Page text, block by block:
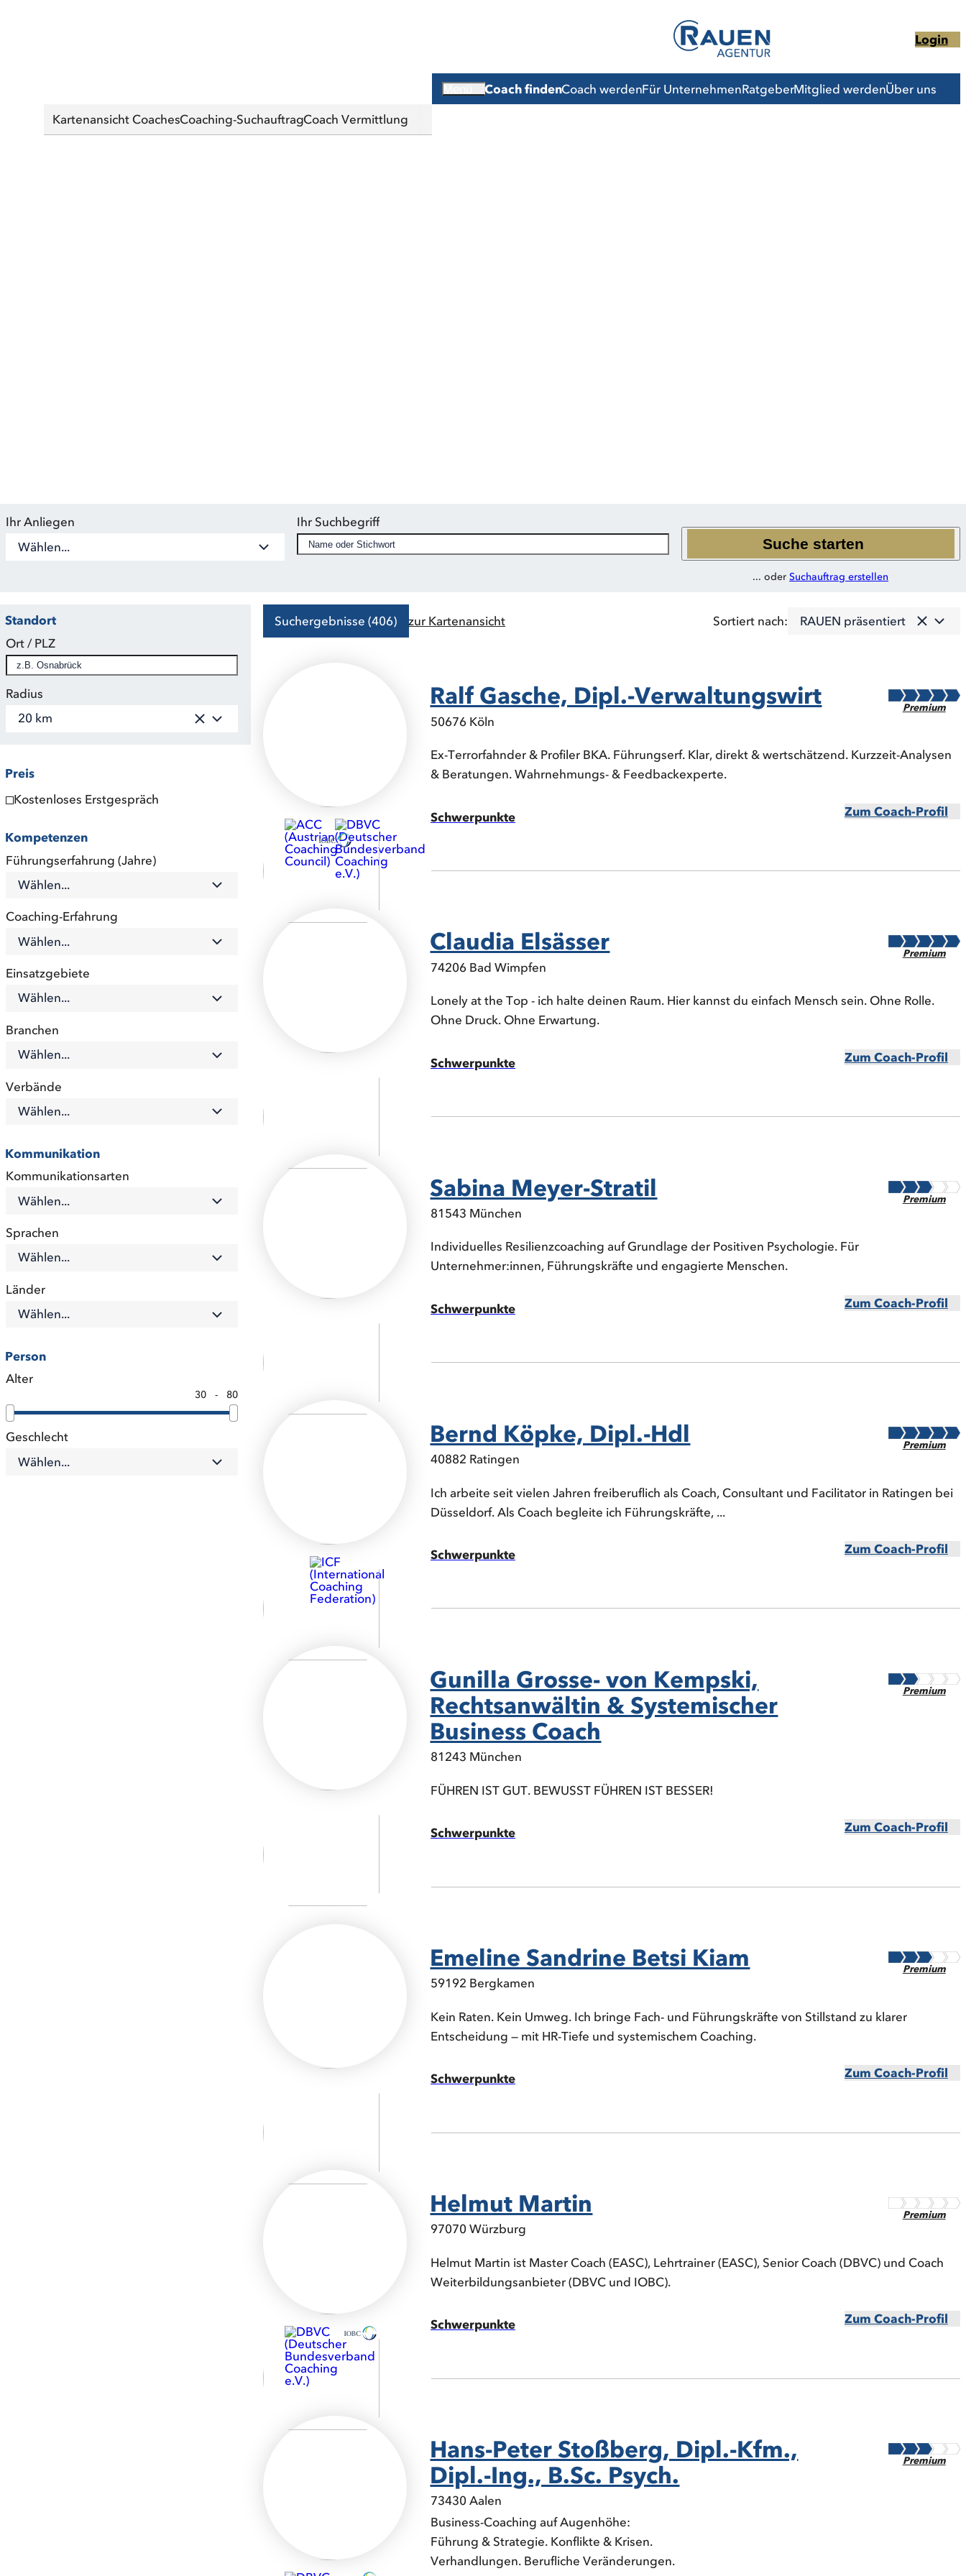
Login
Coach findenCoach werdenFür UnternehmenRatgeberMitglied werdenÜber uns
Kartenansicht CoachesCoaching-SuchauftragCoach Vermittlung
Ihr Anliegen
Wählen...
Ihr Suchbegriff
Suche starten
... oderSuchauftrag erstellen
Standort
Ort / PLZ
Radius
20 km
Preis
Kostenloses Erstgespräch
Kompetenzen
Führungserfahrung (Jahre)
Wählen...
Coaching-Erfahrung
Wählen...
Einsatzgebiete
Wählen...
Branchen
Wählen...
Verbände
Wählen...
Kommunikation
Kommunikationsarten
Wählen...
Sprachen
Wählen...
Länder
Wählen...
Person
Alter
30 - 80
Geschlecht
Wählen...
Suchergebnisse (406) zur Kartenansicht Sortiert nach: RAUEN präsentiert
Ralf Gasche, Dipl.-Verwaltungswirt
50676 Köln
Premium
Ex-Terrorfahnder & Profiler BKA. Führungserf. Klar, direkt & wertschätzend. Kurzzeit-Analysen
& Beratungen. Wahrnehmungs- & Feedbackexperte.
Schwerpunkte Zum Coach-Profil
Claudia Elsässer
74206 Bad Wimpfen
Premium
Lonely at the Top - ich halte deinen Raum. Hier kannst du einfach Mensch sein. Ohne Rolle.
Ohne Druck. Ohne Erwartung.
Schwerpunkte Zum Coach-Profil
Sabina Meyer-Stratil
81543 München
Premium
Individuelles Resilienzcoaching auf Grundlage der Positiven Psychologie. Für
Unternehmer:innen, Führungskräfte und engagierte Menschen.
Schwerpunkte Zum Coach-Profil
Bernd Köpke, Dipl.-Hdl
40882 Ratingen
Premium
Ich arbeite seit vielen Jahren freiberuflich als Coach, Consultant und Facilitator in Ratingen bei
Düsseldorf. Als Coach begleite ich Führungskräfte, ...
Schwerpunkte Zum Coach-Profil
Gunilla Grosse- von Kempski,
Rechtsanwältin & Systemischer
Business Coach
81243 München
Premium
FÜHREN IST GUT. BEWUSST FÜHREN IST BESSER!
Schwerpunkte Zum Coach-Profil
Emeline Sandrine Betsi Kiam
59192 Bergkamen
Premium
Kein Raten. Kein Umweg. Ich bringe Fach- und Führungskräfte von Stillstand zu klarer
Entscheidung — mit HR-Tiefe und systemischem Coaching.
Schwerpunkte Zum Coach-Profil
Helmut Martin
97070 Würzburg
Premium
Helmut Martin ist Master Coach (EASC), Lehrtrainer (EASC), Senior Coach (DBVC) und Coach
Weiterbildungsanbieter (DBVC und IOBC).
Schwerpunkte Zum Coach-Profil
Hans-Peter Stoßberg, Dipl.-Kfm.,
Dipl.-Ing., B.Sc. Psych.
73430 Aalen
Premium
Business-Coaching auf Augenhöhe:
Führung & Strategie. Konflikte & Krisen.
Verhandlungen. Berufliche Veränderungen.